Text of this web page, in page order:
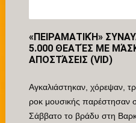
«ΠΕΙΡΑΜΑΤΙΚΉ»
5.000 ΘΕΑΤΈΣ ΜΕ
ΑΠΟΣΤΆΣΕΙΣ (VID)
Αγκαλιάστηκαν, χόρεψαν,
ροκ μουσικής παρέστησαν
Σάββατο το βράδυ στη